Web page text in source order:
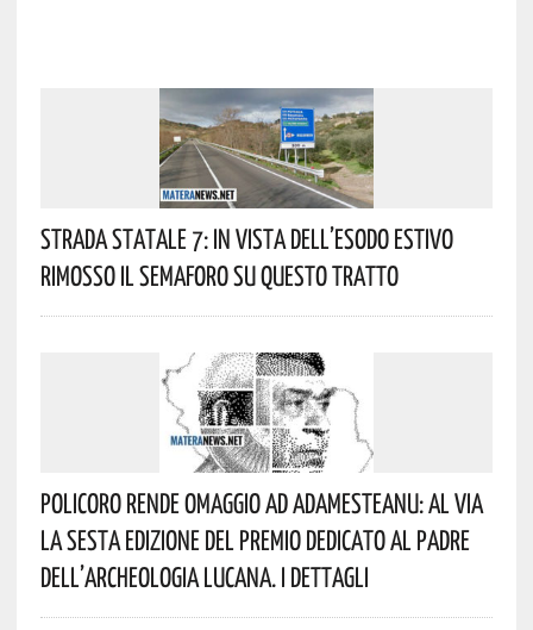
Strada Statale 7: In Vista Dell’esodo Estivo
Rimosso Il Semaforo Su Questo Tratto
Policoro Rende Omaggio Ad Adamesteanu: Al Via
La Sesta Edizione Del Premio Dedicato Al Padre
Dell’archeologia Lucana. I Dettagli